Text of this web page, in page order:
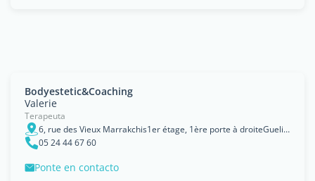
Bodyestetic&Coaching
Valerie
Terapeuta
6, rue des Vieux Marrakchis1er étage, 1ère porte à droiteGueliz, Marrakech
05 24 44 67 60
Ponte en contacto